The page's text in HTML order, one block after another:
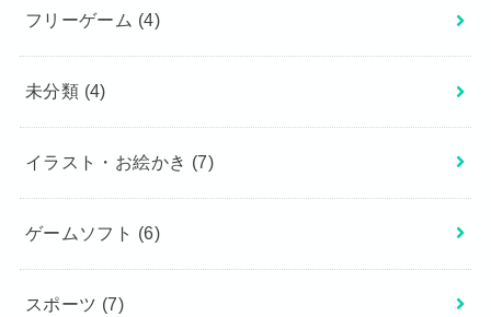
フリーゲーム (4)
未分類 (4)
イラスト・お絵かき (7)
ゲームソフト (6)
スポーツ (7)